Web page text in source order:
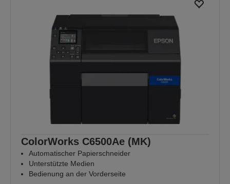
ColorWorks C6500Ae (MK)
Automatischer Papierschneider
Unterstützte Medien
Bedienung an der Vorderseite